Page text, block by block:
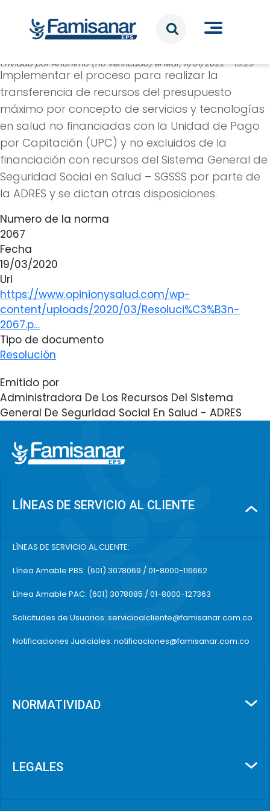
Enviado porAnónimo (no verificado)elMar, 11/01/2022 - 19:29
Implementar el proceso para realizar la
transferencia de recursos del presupuesto
máximo por concepto de servicios y tecnologías
en salud no financiadas con la Unidad de Pago
por Capitación (UPC) y no excluidos de la
financiación con recursos del Sistema General de
Seguridad Social en Salud – SGSSS por parte de
la ADRES y se dictan otras disposiciones.
Numero de la norma
2067
Fecha
19/03/2020
Url
https://www.opinionysalud.com/wp-
content/uploads/2020/03/Resoluci%C3%B3n-
2067.p…
Tipo de documento
Resolución
Emitido por
Administradora De Los Recursos Del Sistema
General De Seguridad Social En Salud - ADRES
LÍNEAS DE SERVICIO AL CLIENTE
LÍNEAS DE SERVICIO AL CLIENTE:
Línea Amable PBS: (601) 3078069 / 01-8000-116662
Línea Amable PAC: (601) 3078085 / 01-8000-127363
Solicitudes de Usuarios: servicioalcliente@famisanar.com.co
Notificaciones Judiciales: notificaciones@famisanar.com.co
NORMATIVIDAD
LEGALES